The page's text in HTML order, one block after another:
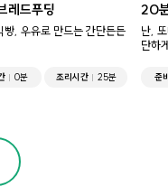
레드푸딩
빵, 우유로 만드는 간단든든
0분 조리시간 25분
20
난,
단하
준